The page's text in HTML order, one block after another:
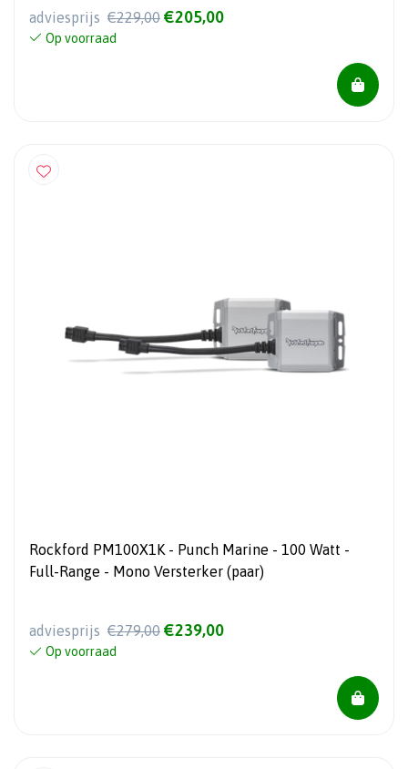
adviesprijs €229,00 €205,00
Op voorraad
Rockford PM100X1K - Punch Marine - 100 Watt -
Full-Range - Mono Versterker (paar)
adviesprijs €279,00 €239,00
Op voorraad